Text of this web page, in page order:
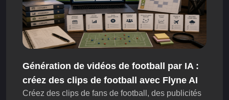
Génération de vidéos de football par IA :
créez des clips de football avec Flyne AI
Créez des clips de fans de football, des publicités